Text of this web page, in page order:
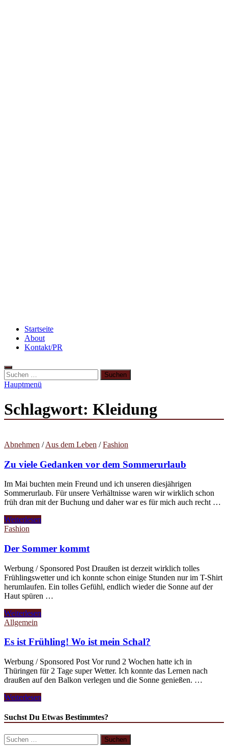
Startseite
About
Kontakt/PR
Suchen
nach:
Hauptmenü
Schlagwort: Kleidung
Abnehmen /Aus dem Leben /Fashion
Zu viele Gedanken vor dem Sommerurlaub
Im Mai buchten mein Freund und ich unseren diesjährigen
Sommerurlaub. Für unsere Verhältnisse waren wir wirklich schon
früh dran mit der Buchung und daher war es für mich auch recht …
Zu
viele
vor
dem
Sommerurlaub
Weiterlesen
Fashion
Der Sommer kommt
Werbung / Sponsored Post Draußen ist derzeit wirklich tolles
Frühlingswetter und ich konnte schon einige Stunden nur im T-Shirt
herumlaufen. Ein tolles Gefühl, endlich wieder die Sonne auf der
Haut spüren …
Der
Sommer
Weiterlesen
Allgemein
Es ist Frühling! Wo ist mein Schal?
Werbung / Sponsored Post Vor rund 2 Wochen hatte ich in
Thüringen für 2 Tage super Wetter. Ich konnte das Lernen nach
draußen auf den Balkon verlegen und die Sonne genießen. …
Es
Frühling!
Wo
ist
mein
Weiterlesen
Suchst Du Etwas Bestimmtes?
Suchen
nach: